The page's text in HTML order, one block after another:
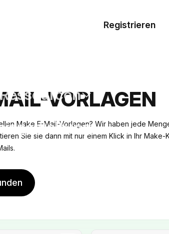
Registrieren
VORLAGEN
Make E-Mail-Vorlagen? Wir haben jede
Sie sie dann mit nur einem Klick in Ihr Make-